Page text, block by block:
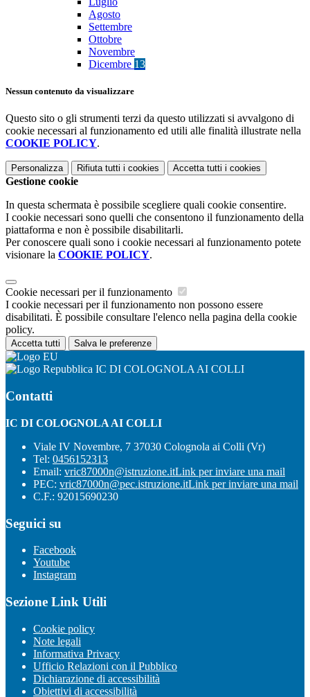
Agosto
Settembre
Ottobre
Novembre
Dicembre 13
Nessun contenuto da visualizzare
Questo sito o gli strumenti terzi da questo utilizzati si avvalgono di
cookie necessari al funzionamento ed utili alle finalità illustrate nella
COOKIE POLICY.
Personalizza Rifiuta tutti i cookies Accetta tutti i cookies
Gestione cookie
In questa schermata è possibile scegliere quali cookie consentire.
I cookie necessari sono quelli che consentono il funzionamento della
piattaforma e non è possibile disabilitarli.
Per conoscere quali sono i cookie necessari al funzionamento potete
visionare la COOKIE POLICY.
Cookie necessari per il funzionamento
I cookie necessari per il funzionamento non possono essere
disabilitati. È possibile consultare l'elenco nella pagina della cookie
policy.
Accetta tutti Salva le preferenze
IC DI COLOGNOLA AI COLLI
Contatti
IC DI COLOGNOLA AI COLLI
Viale IV Novembre, 7 37030 Colognola ai Colli (Vr)
Tel: 0456152313
Email: vric87000n@istruzione.itLink per inviare una mail
PEC: vric87000n@pec.istruzione.itLink per inviare una mail
C.F.: 92015690230
Seguici su
Facebook
Youtube
Instagram
Sezione Link Utili
Cookie policy
Note legali
Informativa Privacy
Ufficio Relazioni con il Pubblico
Dichiarazione di accessibilità
Obiettivi di accessibilità